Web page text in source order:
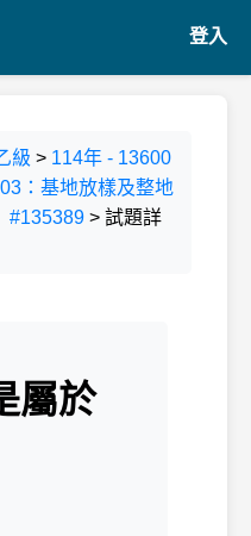
登入
級 > 114年 - 13600
：基地放樣及整地
#135389 > 試題詳
屬於